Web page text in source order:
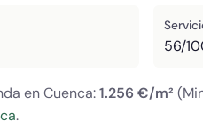
56/
en Cuenca:1.256 €/m²
.